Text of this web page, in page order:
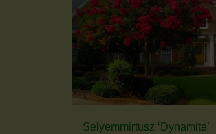
Selyemmirtusz ‘Dynamite’